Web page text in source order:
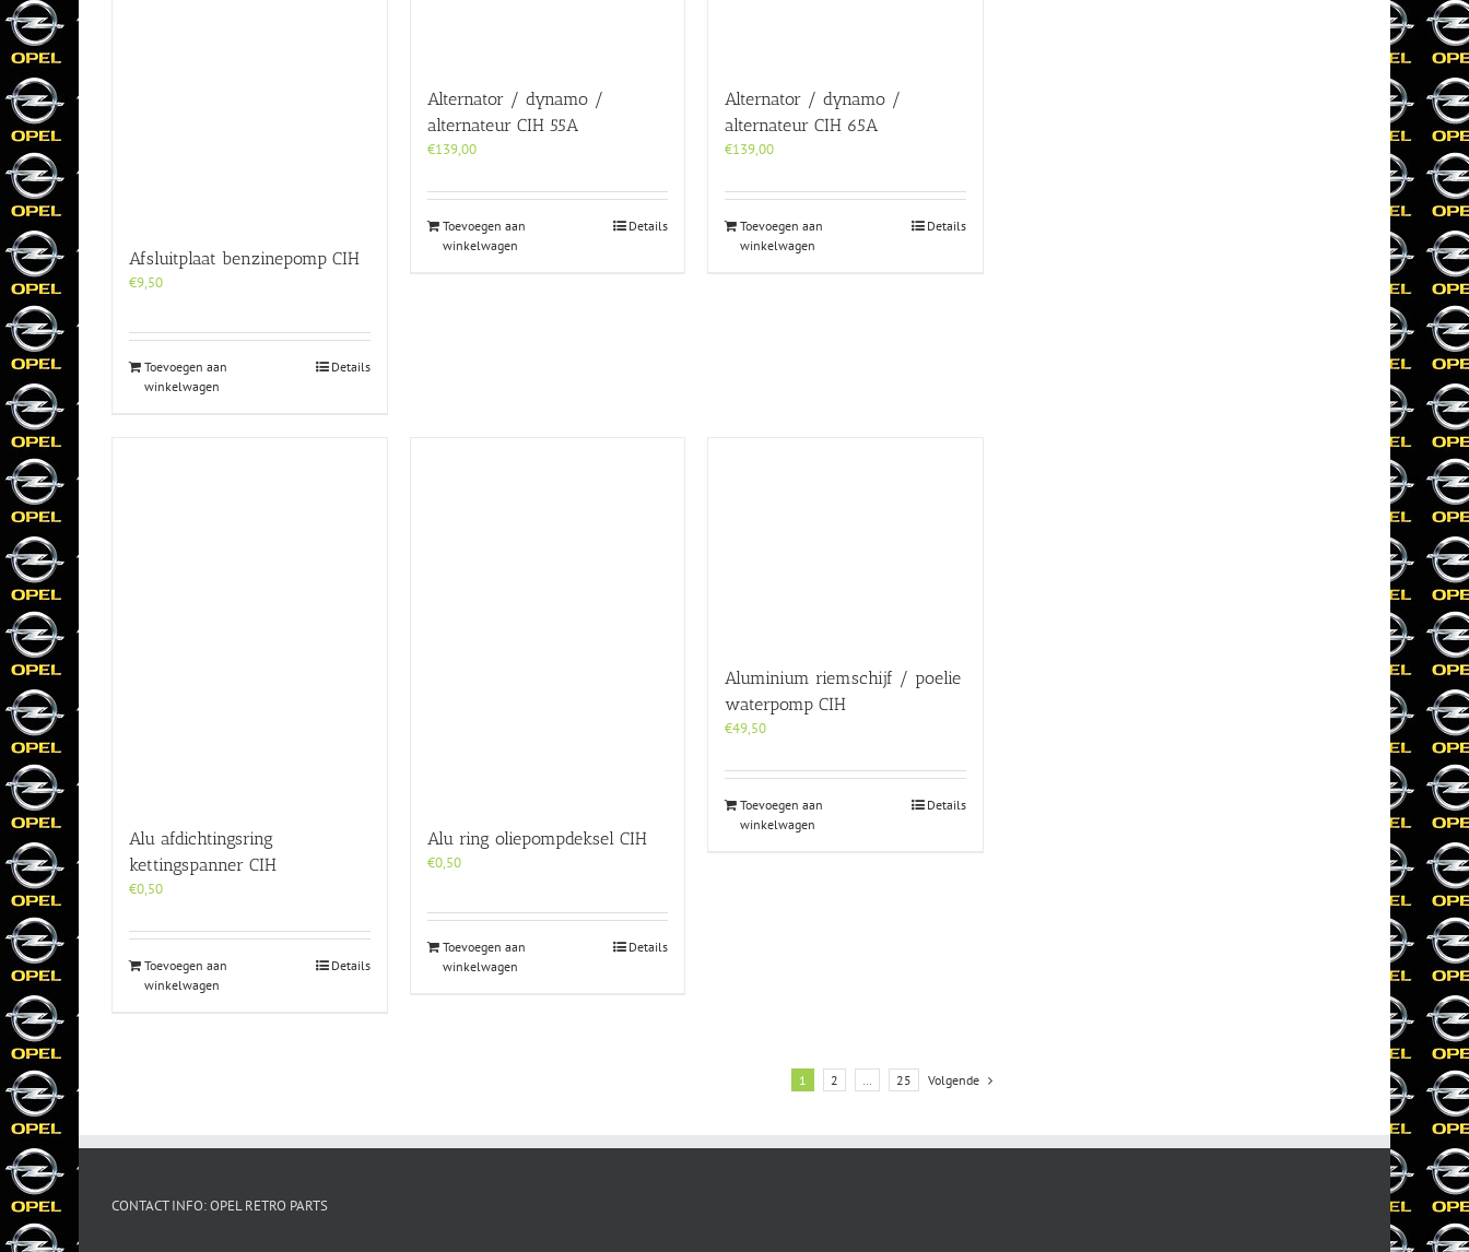
Afsluitplaat benzinepomp CIH
€9,50
Toevoegen aan
winkelwagen
Details
Alternator / dynamo /
alternateur CIH 55A
€139,00
Toevoegen aan
winkelwagen
Details
Alternator / dynamo /
alternateur CIH 65A
€139,00
Toevoegen aan
winkelwagen
Details
Alu afdichtingsring
kettingspanner CIH
€0,50
Toevoegen aan
winkelwagen
Details
Alu ring oliepompdeksel CIH
€0,50
Toevoegen aan
winkelwagen
Details
Aluminium riemschijf / poelie
waterpomp CIH
€49,50
Toevoegen aan
winkelwagen
Details
1 2 … 25 Volgende
CONTACT INFO: OPEL RETRO PARTS